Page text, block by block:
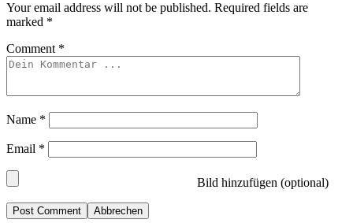
Your email address will not be published. Required fields are
marked *
Comment *
Name *
Email *
Bild hinzufügen (optional)
Abbrechen